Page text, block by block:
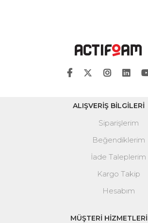
ALIŞVERİŞ BİLGİLERİ
Siparişlerim
Beğendiklerim
İade Taleplerim
Kargo Takip
Hesabım
MÜŞTERİ HİZMETLERİ